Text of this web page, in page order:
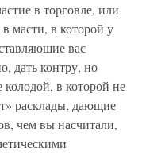
в торговле, или
масти, в которой у
вас
дать контру, но
колодой, в которой не
расклады, дающие
чем вы насчитали,